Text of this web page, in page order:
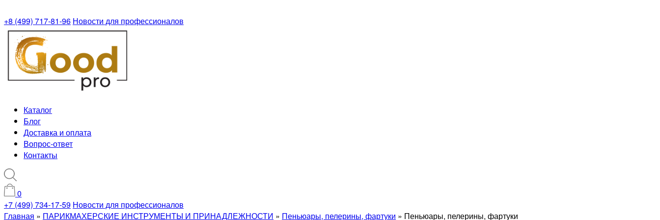
+8 (499) 717-81-96 Новости для профессионалов
Каталог
Блог
Доставка и оплата
Вопрос-ответ
Контакты
0
+7 (499) 734-17-59 Новости для профессионалов
Главная » ПАРИКМАХЕРСКИЕ ИНСТРУМЕНТЫ И ПРИНАДЛЕЖНОСТИ » Пеньюары, пелерины, фартуки » Пеньюары, пелерины, фартуки